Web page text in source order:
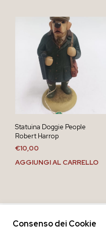
Statuina Doggie People
Robert Harrop
€10,00
AGGIUNGI AL CARRELLO
Consenso dei Cookie